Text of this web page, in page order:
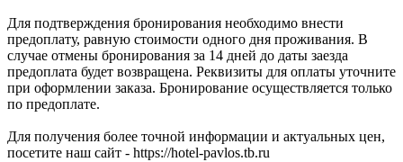
Для подтверждения бронирования необходимо внести
предоплату, равную стоимости одного дня проживания. В
случае отмены бронирования за 14 дней до даты заезда
предоплата будет возвращена. Реквизиты для оплаты уточните
при оформлении заказа. Бронирование осуществляется только
по предоплате.
Для получения более точной информации и актуальных цен,
посетите наш сайт - https://hotel-pavlos.tb.ru